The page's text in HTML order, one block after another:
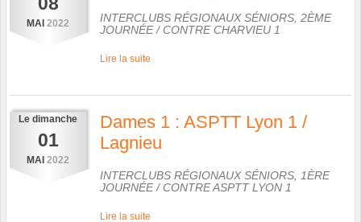
MAI 2022
INTERCLUBS RÉGIONAUX SÉNIORS, 2ÈME
JOURNÉE/ CONTRECHARVIEU 1
Lire la suite
Le dimanche
01
MAI 2022
Dames 1 : ASPTT Lyon 1 /
Lagnieu
INTERCLUBS RÉGIONAUX SÉNIORS, 1ÈRE
JOURNÉE/ CONTREASPTT LYON 1
Lire la suite